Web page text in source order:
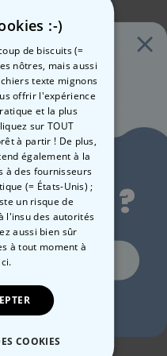
personnalisé avec
animal de
€
de
?
!
les réductions
:-)
de biscuits (=
nôtres, mais aussi
texte mignons
offrir l'expérience
et la plus
sur TOUT
à partir ! De plus,
également à la
à des fournisseurs
(= États-Unis) ;
un risque de
l'insu des autorités
aussi bien sûr
à tout moment à
COOKIES